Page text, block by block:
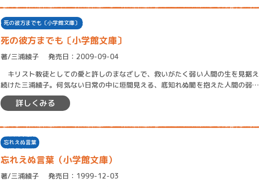
死の彼方までも〔小学館文庫〕
死の彼方までも〔小学館文庫〕
著/三浦綾子
発売日：2009-09-04
キリスト教徒としての愛と許しのまなざしで、救いがたく弱い人間の生を見据え
続けた三浦綾子。何気ない日常の中に垣間見える、底知れぬ闇を抱えた人間の弱さ
を描き出した作品群は、時を経てもいささ…
詳しくみる
忘れえぬ言葉
忘れえぬ言葉（小学館文庫）
著/三浦綾子 発売日：1999-12-03